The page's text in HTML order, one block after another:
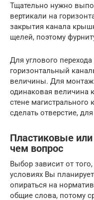
Тщательно нужно
вертикали на
закрытия канала
щелей, поэтому
Для углового
горизонтальный
величины. Для
одинаковая величина
стене
сделать отверстие,
Пластиковые
чем вопрос
Выбор зависит от
условиях Вы
опираться на
общие слова, потому